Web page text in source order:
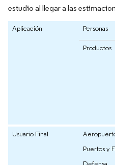
estudio al llegar a las
Aplicación Personas
Productos
Usuario Final
Puertos y